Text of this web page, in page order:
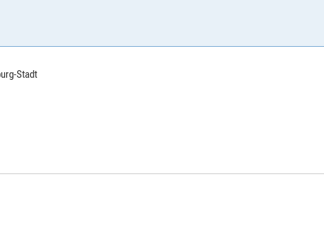
Stadt